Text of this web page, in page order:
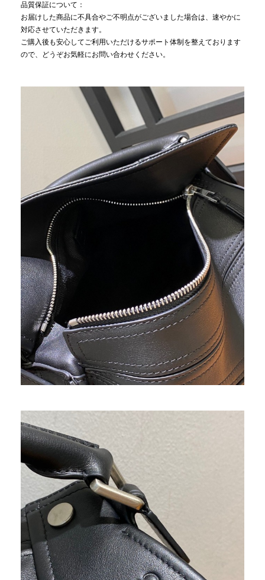
品質保証について：
お届けした商品に不具合やご不明点がございました場合は、速やかに
対応させていただきます。
ご購入後も安心してご利用いただけるサポート体制を整えております
ので、どうぞお気軽にお問い合わせください。